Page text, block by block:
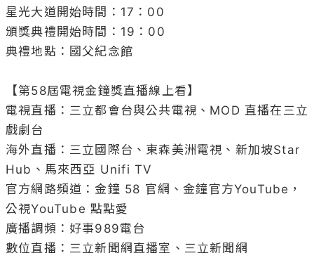
星光大道開始時間：17：00
頒獎典禮開始時間：19：00
典禮地點：國父紀念館
【第58屆電視金鐘獎直播線上看】
電視直播：三立都會台與公共電視、MOD 直播在三立
戲劇台
海外直播：三立國際台、東森美洲電視、新加坡Star
Hub、馬來西亞 Unifi TV
官方網路頻道：金鐘 58 官網、金鐘官方YouTube，
公視YouTube 點點愛
廣播調頻：好事989電台
數位直播：三立新聞網直播室、三立新聞網